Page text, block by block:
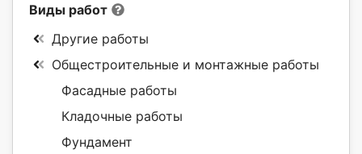
Виды работ
Другие работы
Общестроительные и монтажные работы
Фасадные работы
Кладочные работы
Фундамент